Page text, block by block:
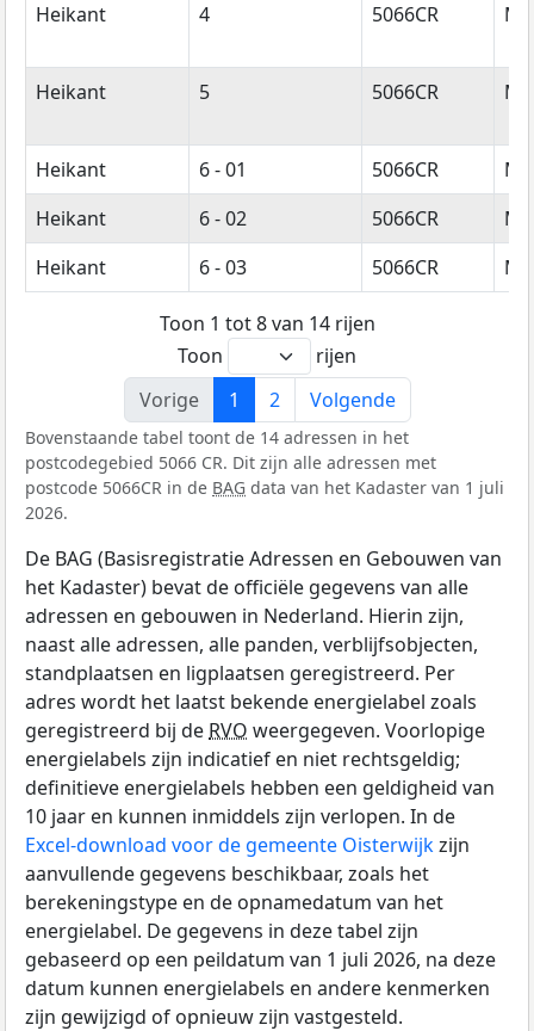
Heikant 4 5066CR
Heikant 5 5066CR
Heikant 6 - 01 5066CR
Heikant
6 - 02 5066CR
Heikant
6 - 03 5066CR
Toon 1 tot 8 van 14 rijen
Toon
rijen
Vorige
1 2 Volgende
Bovenstaande tabel toont de 14 adressen in het
postcodegebied 5066 CR. Dit zijn alle adressen met
postcode 5066CR in de BAG data van het Kadaster van 1 juli
2026.
De BAG (Basisregistratie Adressen en Gebouwen van
het Kadaster) bevat de officiële gegevens van alle
adressen en gebouwen in Nederland. Hierin zijn,
naast alle adressen, alle panden, verblijfsobjecten,
standplaatsen en ligplaatsen geregistreerd. Per
adres wordt het laatst bekende energielabel zoals
geregistreerd bij de RVO weergegeven. Voorlopige
energielabels zijn indicatief en niet rechtsgeldig;
definitieve energielabels hebben een geldigheid van
10 jaar en kunnen inmiddels zijn verlopen. In de
Excel-download voor de gemeente Oisterwijkzijn
aanvullende gegevens beschikbaar, zoals het
berekeningstype en de opnamedatum van het
energielabel. De gegevens in deze tabel zijn
gebaseerd op een peildatum van 1 juli 2026, na deze
datum kunnen energielabels en andere kenmerken
zijn gewijzigd of opnieuw zijn vastgesteld.